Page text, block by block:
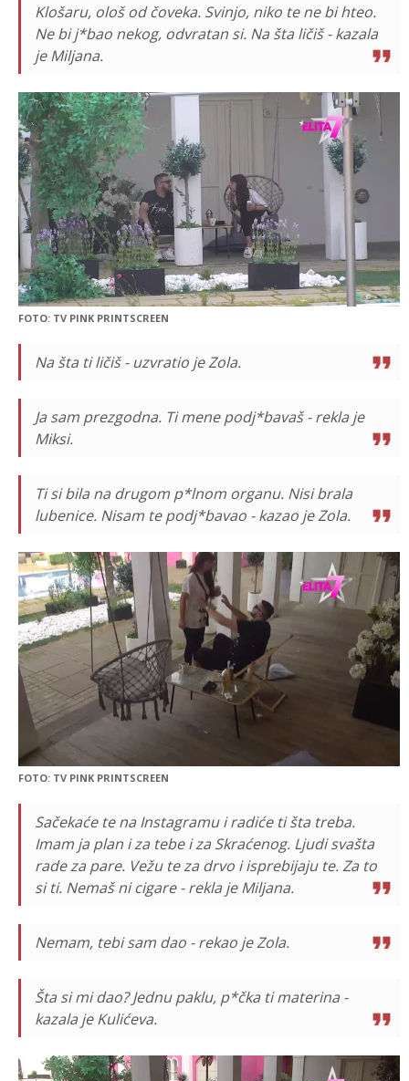
Klošaru, ološ od čoveka. Svinjo, niko te ne bi hteo.
Ne bi j*bao nekog, odvratan si. Na šta ličiš - kazala
je Miljana.
FOTO: TV PINK PRINTSCREEN
Na šta ti ličiš - uzvratio je Zola.
Ja sam prezgodna. Ti mene podj*bavaš - rekla je
Miksi.
Ti si bila na drugom p*lnom organu. Nisi brala
lubenice. Nisam te podj*bavao - kazao je Zola.
FOTO: TV PINK PRINTSCREEN
Sačekaće te na Instagramu i radiće ti šta treba.
Imam ja plan i za tebe i za Skraćenog. Ljudi svašta
rade za pare. Vežu te za drvo i isprebijaju te. Za to
si ti. Nemaš ni cigare - rekla je Miljana.
Nemam, tebi sam dao - rekao je Zola.
Šta si mi dao? Jednu paklu, p*čka ti materina -
kazala je Kulićeva.